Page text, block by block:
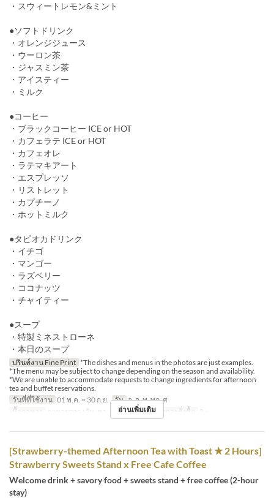
・スウィートレモン&ミント
●ソフトドリンク
・オレンジジュース
・ウーロン茶
・ジャスミン茶
・アイスティー
・ミルク
●コーヒー
・ブラックコーヒー ICE or HOT
・カフェラテ ICE or HOT
・カフェオレ
・ラテマキアート
・エスプレッソ
・リストレット
・カプチーノ
・ホットミルク
●タピオカドリンク
・イチゴ
・マンゴー
・ラズベリー
・ココナッツ
・チャイティー
●スープ
・特製ミネストローネ
・本日のスープ
ปรินท์งาน Fine Print *The dishes and menus in the photos are just examples.
*The menu may be subject to change depending on the season and availability.
*We are unable to accommodate requests to change ingredients for afternoon
tea and buffet reservations.
วันที่ที่ใช้งาน 01 พ.ค. ~ 30 ก.ย. วัน จ, อ, พ, พฤ, ศ
มื้ออาหาร
อาหารกลางวัน, ชา, อาหารเย็น จำกัดการสั่งซื้อ 2 ~
อ่านเพิ่มเติม
[Strawberry-themed Afternoon Tea with Toast ★ 2 Hours]
Strawberry Sweets Stand x Free Cafe Coffee
Welcome drink + savory food + sweets stand + free coffee (2-hour
stay)